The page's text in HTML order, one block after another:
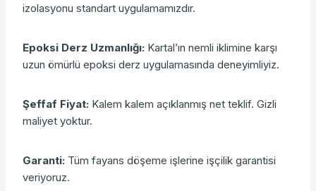
izolasyonu standart uygulamamızdır.
Epoksi Derz Uzmanlığı: Kartal’ın nemli iklimine karşı
uzun ömürlü epoksi derz uygulamasında deneyimliyiz.
Şeffaf Fiyat: Kalem kalem açıklanmış net teklif. Gizli
maliyet yoktur.
Garanti: Tüm fayans döşeme işlerine işçilik garantisi
veriyoruz.